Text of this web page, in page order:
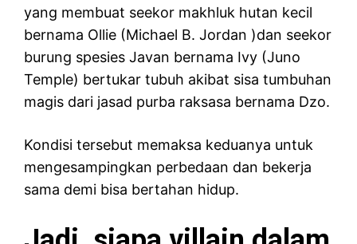
yang membuat seekor makhluk hutan kecil
bernama Ollie (Michael B. Jordan )dan seekor
burung spesies Javan bernama Ivy (Juno
Temple) bertukar tubuh akibat sisa tumbuhan
magis dari jasad purba raksasa bernama Dzo.
Kondisi tersebut memaksa keduanya untuk
mengesampingkan perbedaan dan bekerja
sama demi bisa bertahan hidup.